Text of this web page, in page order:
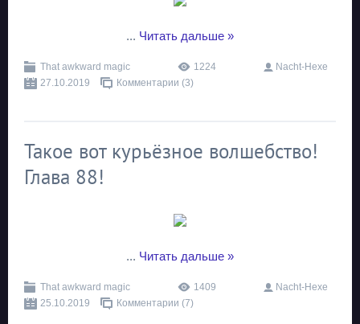
... Читать дальше »
That awkward magic 1224
Nacht-Hexe
27.10.2019
Комментарии (3)
Такое вот курьёзное волшебство!
Глава 88!
... Читать дальше »
That awkward magic 1409
Nacht-Hexe
25.10.2019
Комментарии (7)